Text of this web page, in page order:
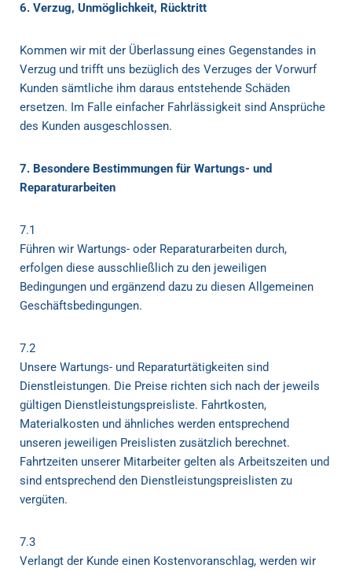
6. Verzug, Unmöglichkeit, Rücktritt
Kommen wir mit der Überlassung eines Gegenstandes in
Verzug und trifft uns bezüglich des Verzuges der Vorwurf
Kunden sämtliche ihm daraus entstehende Schäden
ersetzen. Im Falle einfacher Fahrlässigkeit sind Ansprüche
des Kunden ausgeschlossen.
7. Besondere Bestimmungen für Wartungs- und
Reparaturarbeiten
7.1
Führen wir Wartungs- oder Reparaturarbeiten durch,
erfolgen diese ausschließlich zu den jeweiligen
Bedingungen und ergänzend dazu zu diesen Allgemeinen
Geschäftsbedingungen.
7.2
Unsere Wartungs- und Reparaturtätigkeiten sind
Dienstleistungen. Die Preise richten sich nach der jeweils
gültigen Dienstleistungspreisliste. Fahrtkosten,
Materialkosten und ähnliches werden entsprechend
unseren jeweiligen Preislisten zusätzlich berechnet.
Fahrtzeiten unserer Mitarbeiter gelten als Arbeitszeiten und
sind entsprechend den Dienstleistungspreislisten zu
vergüten.
7.3
Verlangt der Kunde einen Kostenvoranschlag, werden wir